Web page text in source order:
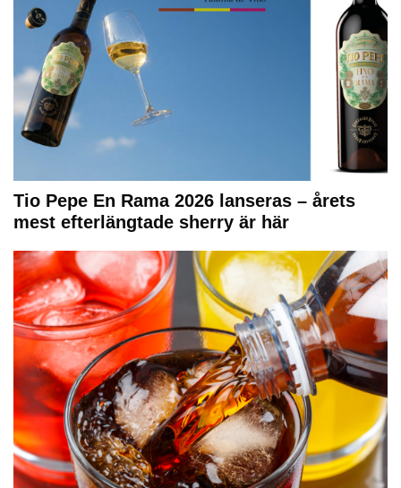
Tio Pepe En Rama 2026 lanseras – årets
mest efterlängtade sherry är här